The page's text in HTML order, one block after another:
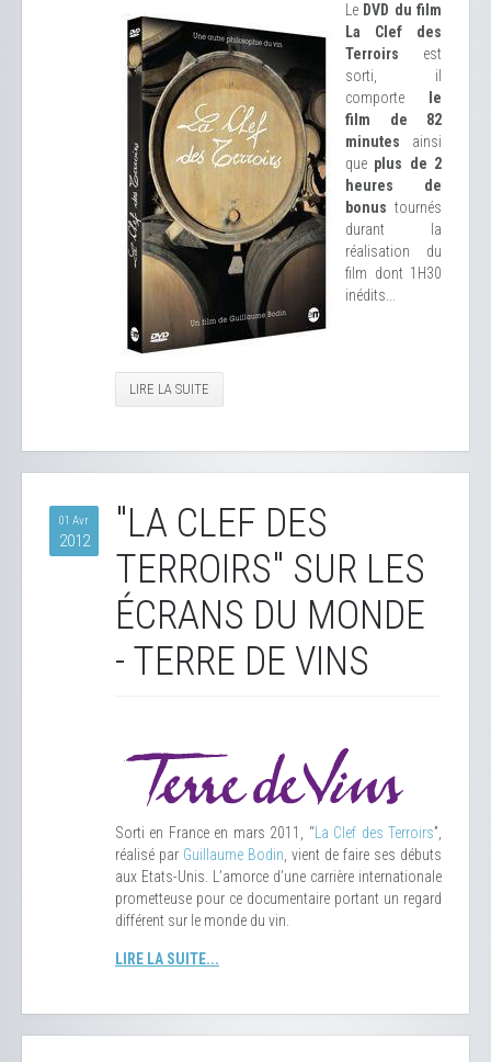
Le DVD du film
La Clef des
Terroirs est
sorti, il
comporte
le
film de 82
minutes ainsi
que plus de 2
heures de
bonus tournés
durant la
réalisation du
film dont 1H30
inédits...
LIRE LA SUITE
01 Avr
2012
"LA CLEF DES
TERROIRS" SUR LES
ÉCRANS DU MONDE
- TERRE DE VINS
Sorti en France en mars 2011, “La Clef des Terroirs”,
réalisé par Guillaume Bodin , vient de faire ses débuts
aux Etats-Unis. L’amorce d’une carrière internationale
prometteuse pour ce documentaire portant un regard
différent sur le monde du vin.
LIRE LA SUITE...